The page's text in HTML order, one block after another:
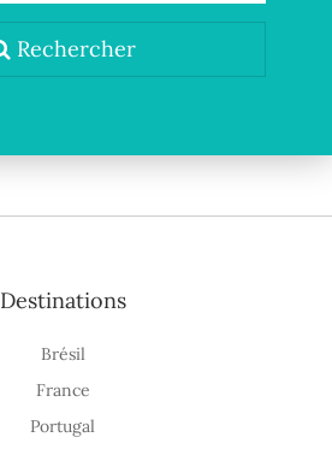
Rechercher
Destinations
Brésil
France
Portugal